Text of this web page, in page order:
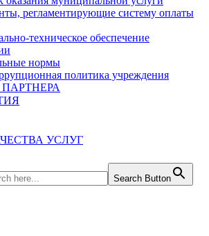
регламентирующие систему оплаты
техническое обеспечение
нормы
политика учреждения
УСЛУГ
Search Button